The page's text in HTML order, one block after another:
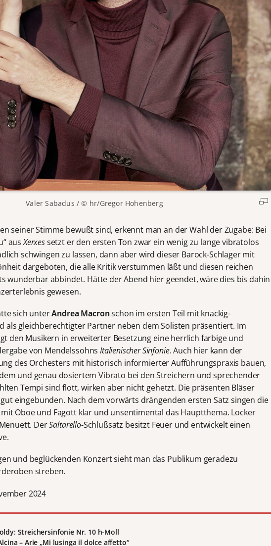
Valer Sabadus / © hr/Gregor Hohenberg
seiner Stimme bewußt sind, erkennt man an der Wahl der Zugabe: Bei
ausXerxessetzt er den ersten Ton zwar ein wenig zu lange vibratolos
schwingen zu lassen, dann aber wird dieser Barock-Schlager mit
dargeboten, die alle Kritik verstummen läßt und diesen reichen
wunderbar abbindet. Hätte der Abend hier geendet, wäre dies bis dahin
gewesen.
sich unterAndrea Macronschon im ersten Teil mit knackig-
als gleichberechtigter Partner neben dem Solisten präsentiert. Im
den Musikern in erweiterter Besetzung eine herrlich farbige und
von MendelssohnsItalienischer Sinfonie. Auch hier kann der
des Orchesters mit historisch informierter Aufführungspraxis bauen,
und genau dosiertem Vibrato bei den Streichern und sprechender
Tempi sind flott, wirken aber nicht gehetzt. Die präsenten Bläser
eingebunden. Nach dem vorwärts drängenden ersten Satz singen die
Oboe und Fagott klar und unsentimental das Hauptthema. Locker
DerSaltarello-Schlußsatz besitzt Feuer und entwickelt einen
und beglückenden Konzert sieht man das Publikum geradezu
streben.
2024
: Streichersinfonie Nr. 10 h-Moll
– Arie „Mi lusinga il dolce affetto“